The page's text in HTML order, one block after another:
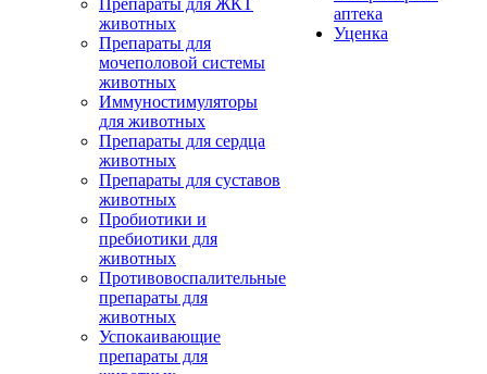
Препараты для ЖКТ
животных
Препараты для
мочеполовой системы
животных
Иммуностимуляторы
для животных
Препараты для сердца
животных
Препараты для суставов
животных
Пробиотики и
пребиотики для
животных
Противовоспалительные
препараты для
животных
Успокаивающие
препараты для
аптека
Уценка